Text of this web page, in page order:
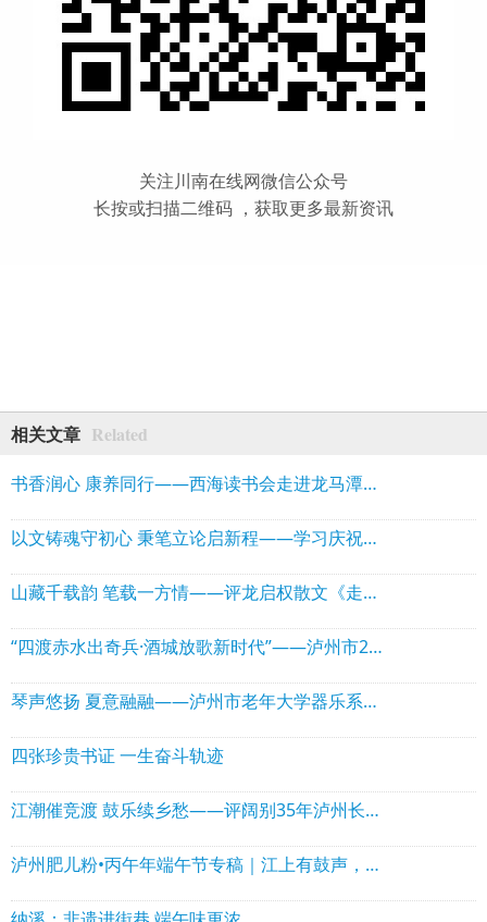
关注川南在线网微信公众号
长按或扫描二维码 ，获取更多最新资讯
相关文章 Related
书香润心 康养同行——西海读书会走进龙马潭区中医院开展读书疗愈活动
以文铸魂守初心 秉笔立论启新程——学习庆祝中国共产党成立105周年大会重要讲话感悟
山藏千载韵 笔载一方情——评龙启权散文《走进美丽自怀》
“四渡赤水出奇兵·酒城放歌新时代”——泸州市2026年“歌声中的酒城”合唱比赛圆满举办
琴声悠扬 夏意融融——泸州市老年大学器乐系展演精彩纷呈
四张珍贵书证 一生奋斗轨迹
江潮催竞渡 鼓乐续乡愁——评阔别35年泸州长江龙舟赛重启
泸州肥儿粉•丙午年端午节专稿｜江上有鼓声，碗里有山河